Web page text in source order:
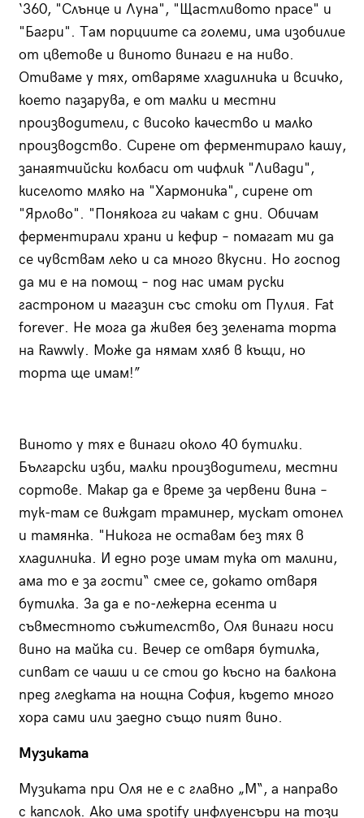
‘360, "Слънце и Луна", "Щастливото прасе" и
"Багри". Там порциите са големи, има изобилие
от цветове и виното винаги е на ниво.
Отиваме у тях, отваряме хладилника и всичко,
което пазарува, е от малки и местни
производители, с високо качество и малко
производство. Сирене от ферментирало кашу,
занаятчийски колбаси от чифлик "Ливади",
киселото мляко на "Хармоника", сирене от
"Ярлово". "Понякога ги чакам с дни. Обичам
ферментирали храни и кефир – помагат ми да
се чувствам леко и са много вкусни. Но господ
да ми е на помощ – под нас имам руски
гастроном и магазин със стоки от Пулия. Fat
forever. Не мога да живея без зелената торта
на Rawwly. Може да нямам хляб в къщи, но
торта ще имам!”
Виното у тях е винаги около 40 бутилки.
Български изби, малки производители, местни
сортове. Макар да е време за червени вина –
тук-там се виждат траминер, мускат отонел
и тамянка. "Никога не оставам без тях в
хладилника. И едно розе имам тука от малини,
ама то е за гости“ смее се, докато отваря
бутилка. За да е по-лежерна есента и
съвместното съжителство, Оля винаги носи
вино на майка си. Вечер се отваря бутилка,
сипват се чаши и се стои до късно на балкона
пред гледката на нощна София, където много
хора сами или заедно също пият вино.
Музиката
Музиката при Оля не е с главно „М“, а направо
с капслок. Ако има spotify инфлуенсъри на този